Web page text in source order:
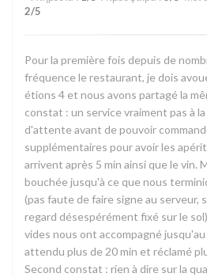
2/5
Pour la première fois depuis de
fréquence le restaurant, je dois
étions 4 et nous avons partagé la
constat : un service vraiment pas à
d'attente avant de pouvoir
supplémentaires pour avoir les
arrivent après 5 min ainsi que le vin.
bouchée jusqu'à ce que nous
(pas faute de faire signe au serveur,
regard désespérément fixé sur le
vides nous ont accompagné
attendu plus de 20 min et réclamé
Second constat : rien à dire sur la